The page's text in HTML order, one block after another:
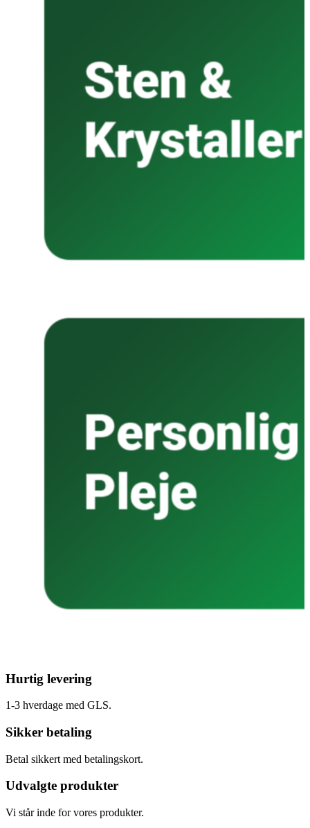
Hurtig levering
1-3 hverdage med GLS.
Sikker betaling
Betal sikkert med betalingskort.
Udvalgte produkter
Vi står inde for vores produkter.